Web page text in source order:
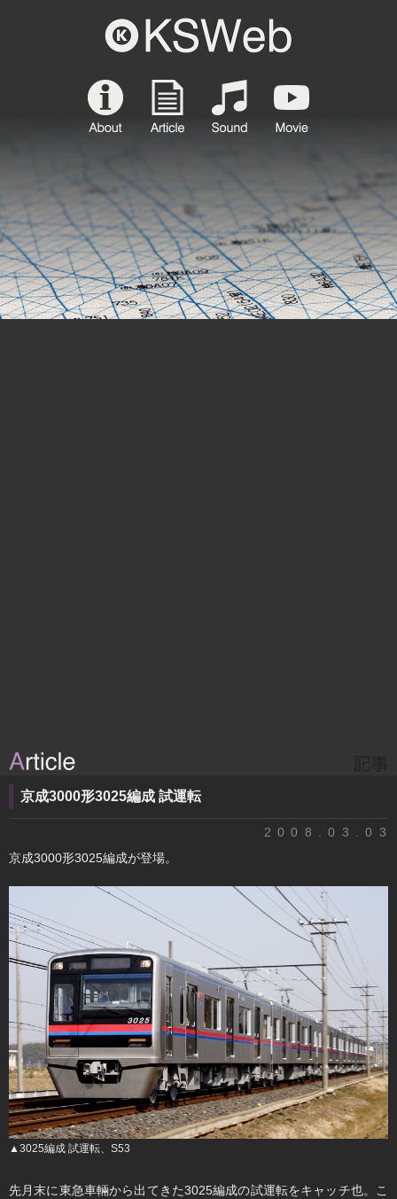
京成3000形3025編成 試運転
2008.03.03
京成3000形3025編成が登場。
▲3025編成 試運転、S53
先月末に東急車輛から出てきた3025編成の試運転をキャッチ也。こ